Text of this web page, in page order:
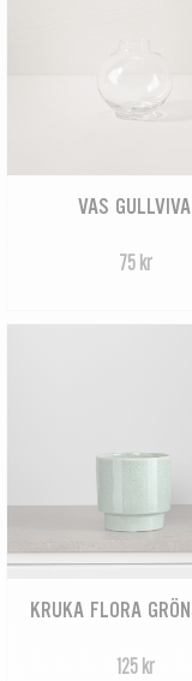
VAS GULLVIVA
75 kr
KRUKA FLORA
125 kr